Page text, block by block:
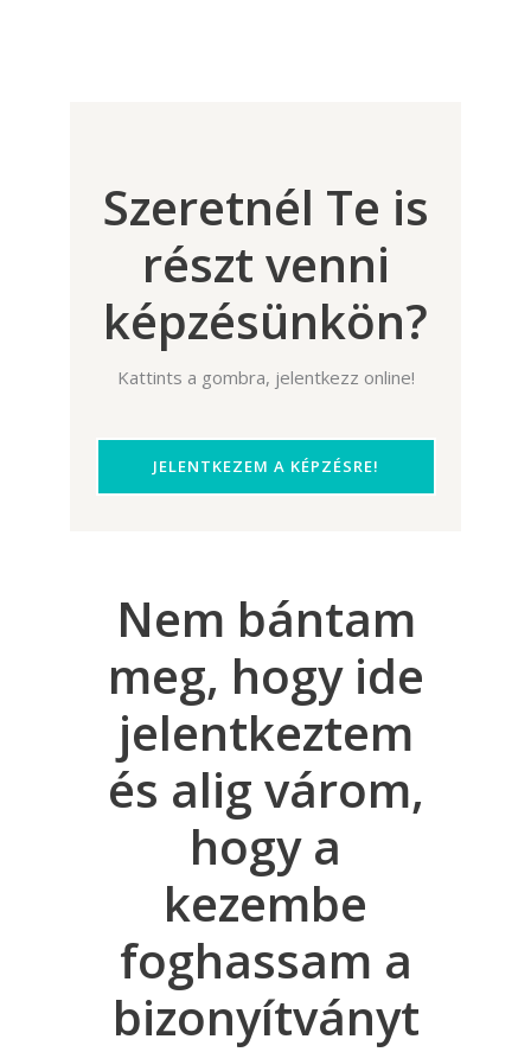
Szeretnél Te is
részt venni
képzésünkön?
Kattints a gombra, jelentkezz online!
JELENTKEZEM A KÉPZÉSRE!
Nem bántam
meg, hogy ide
jelentkeztem
és alig várom,
hogy a
kezembe
foghassam a
bizonyítványt